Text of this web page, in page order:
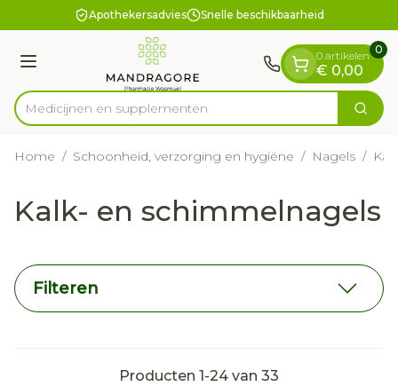
Ga naar de inhoudApothekersadvies Snelle beschikbaarheid
Menu
Product, merk, categorie...
Medicijn Zoek
0 artikelen
€ 0,00
0
Home / Schoonheid, verzorging en hygiëne / Nagels /
Kalk- en schimmelnagels
Filteren
Producten 1-24 van 33